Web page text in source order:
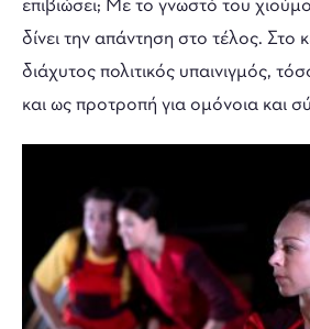
επιβιώσει; Με το γνωστό του
δίνει την απάντηση στο τέλος. Στο
διάχυτος πολιτικός υπαινιγμός,
και ως προτροπή για ομόνοια και